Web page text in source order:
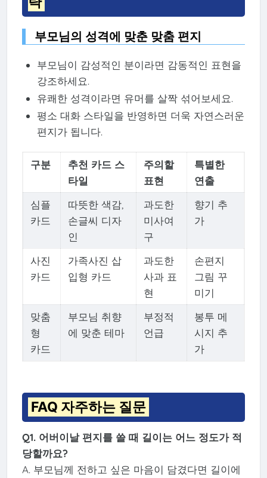
부모님의 성격에 맞춘 맞춤 편지
부모님이 감성적인 분이라면 감동적인 표현을
강조하세요.
유쾌한 성격이라면 유머를 살짝 섞어보세요.
평소 대화 스타일을 반영하면 더욱 자연스러운
편지가 됩니다.
구분
추천 카드 스
타일
주의할
표현
특별한
연출
심플
카드
따뜻한 색감,
손글씨 디자
인
과도한
미사여
구
향기 추
가
사진
카드
가족사진 삽
입형 카드
과도한
사과 표
현
손편지
그림 꾸
미기
맞춤
형
카드
부모님 취향
에 맞춘 테마
부정적
언급
봉투 메
시지 추
가
FAQ 자주하는 질문
Q1. 어버이날 편지를 쓸 때 길이는 어느 정도가 적
당할까요?
A. 부모님께 전하고 싶은 마음이 담겼다면 길이에